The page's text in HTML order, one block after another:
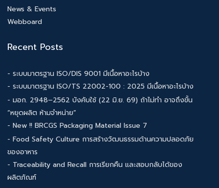
News & Events
Webboard
Recent Posts
- ระบบมาตรฐาน ISO/DIS 9001 มีเนื้อหาอะไรบ้าง
- ระบบมาตรฐาน ISO/TS 22002-100 : 2025 มีเนื้อหาอะไรบ้าง
- มอก. 2948–2562 บังคับใช้ (22 มิ.ย. 69) ถ้าไม่ทำ อาจถึงขั้น
“หยุดผลิต ห้ามจำหน่าย”
- New !! BRCGS Packaging Material Issue 7
- Food Safety Culture การสร้างวัฒนธรรมด้านความปลอดภัย
ของอาหาร
- Traceability and Recall การเรียกคืน และสอบกลับได้ของ
ผลิตภัณฑ์